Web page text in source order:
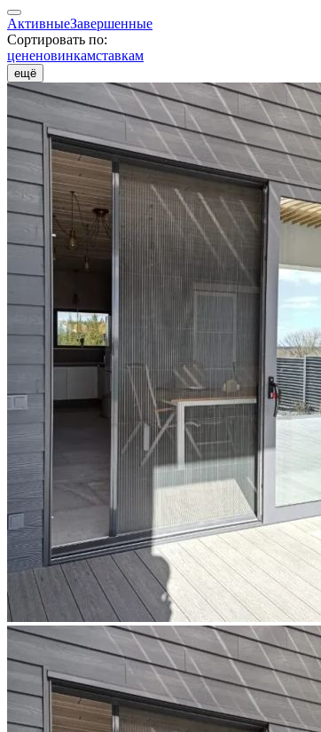
АктивныеЗавершенные
Сортировать по:
цененовинкамставкам
ещё